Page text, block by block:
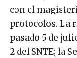
con el
protocolos. La
pasado 5 de
2 del SNTE; la